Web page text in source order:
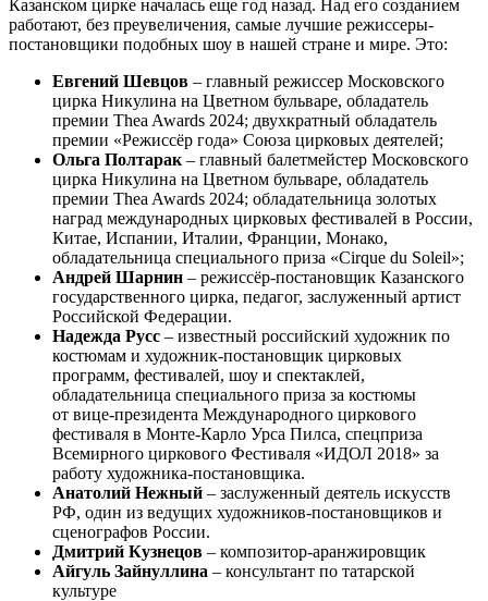
Казанском цирке началась еще год назад. Над его созданием
работают, без преувеличения, самые лучшие режиссеры-
постановщики подобных шоу в нашей стране и мире. Это:
Евгений Шевцов – главный режиссер Московского
цирка Никулина на Цветном бульваре, обладатель
премии Thea Awards 2024; двухкратный обладатель
премии «Режиссёр года» Союза цирковых деятелей;
Ольга Полтарак – главный балетмейстер Московского
цирка Никулина на Цветном бульваре, обладатель
премии Thea Awards 2024; обладательница золотых
наград международных цирковых фестивалей в России,
Китае, Испании, Италии, Франции, Монако,
обладательница специального приза «Cirque du Soleil»;
Андрей Шарнин – режиссёр-постановщик Казанского
государственного цирка, педагог, заслуженный артист
Российской Федерации.
Надежда Русс – известный российский художник по
костюмам и художник-постановщик цирковых
программ, фестивалей, шоу и спектаклей,
обладательница специального приза за костюмы
от вице-президента Международного циркового
фестиваля в Монте-Карло Урса Пилса, спецприза
Всемирного циркового Фестиваля «ИДОЛ 2018» за
работу художника-постановщика.
Анатолий Нежный – заслуженный деятель искусств
РФ, один из ведущих художников-постановщиков и
сценографов России.
Дмитрий Кузнецов – композитор-аранжировщик
Айгуль Зайнуллина – консультант по татарской
культуре